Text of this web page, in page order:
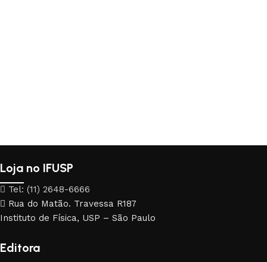
Loja no IFUSP
Tel: (11) 2648-6666
Rua do Matão. Travessa R187
Instituto de Física, USP – São Paulo
Editora